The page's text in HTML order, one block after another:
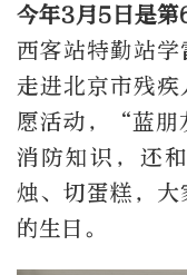
今年3月5日是第
西客站特勤站学
走进北京市残
愿活动，“蓝朋
消防知识，还
烛、切蛋糕，大
的生日。